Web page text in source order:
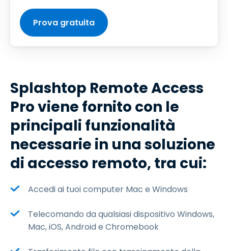
Prova gratuita
Splashtop Remote Access
Pro viene fornito con le
principali funzionalità
necessarie in una soluzione
di accesso remoto, tra cui:
Accedi ai tuoi computer Mac e Windows
Telecomando da qualsiasi dispositivo Windows,
Mac, iOS, Android e Chromebook